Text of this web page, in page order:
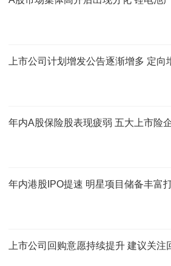
上市公司计划增发公告逐渐增多 定向
年内A股保险股表现疲弱 五大上市险
年内港股IPO提速 明星项目储备丰富
上市公司回购意愿持续提升 建议关注